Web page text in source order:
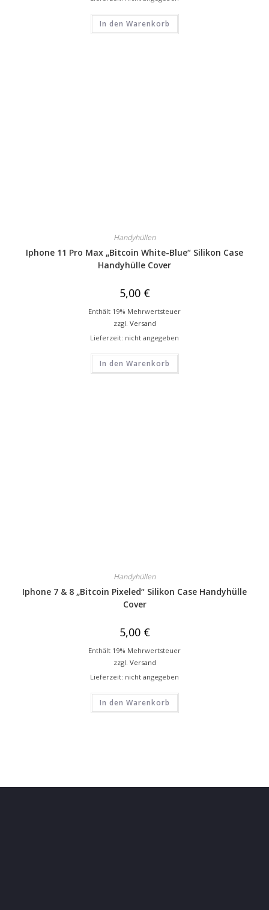
In den Warenkorb
Handyhüllen
Iphone 11 Pro Max „Bitcoin White-Blue“ Silikon Case
Handyhülle Cover
5,00 €
Enthält 19% Mehrwertsteuer
zzgl. Versand
Lieferzeit: nicht angegeben
In den Warenkorb
Handyhüllen
Iphone 7 & 8 „Bitcoin Pixeled“ Silikon Case Handyhülle
Cover
5,00 €
Enthält 19% Mehrwertsteuer
zzgl. Versand
Lieferzeit: nicht angegeben
In den Warenkorb